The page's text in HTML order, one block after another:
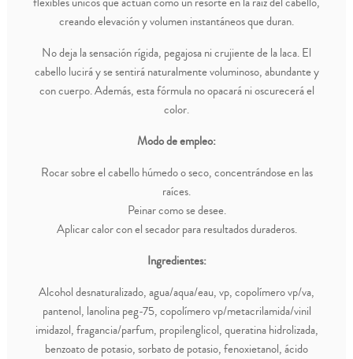
creando elevación y volumen instantáneos que duran.
No deja la sensación rígida, pegajosa ni crujiente de la laca. El
cabello lucirá y se sentirá naturalmente voluminoso, abundante y
con cuerpo. Además, esta fórmula no opacará ni oscurecerá el
color.
Modo de empleo:
Rocar sobre el cabello húmedo o seco, concentrándose en las
raíces.
Peinar como se desee.
Aplicar calor con el secador para resultados duraderos.
Ingredientes:
Alcohol desnaturalizado, agua/aqua/eau, vp, copolímero vp/va,
pantenol, lanolina peg-75, copolímero vp/metacrilamida/vinil
imidazol, fragancia/parfum, propilenglicol, queratina hidrolizada,
benzoato de potasio, sorbato de potasio, fenoxietanol, ácido